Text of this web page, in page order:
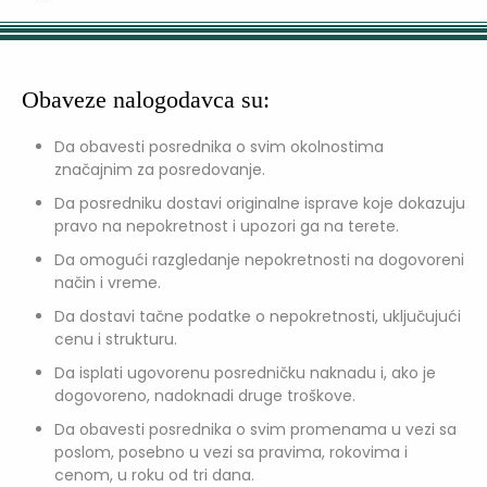
Obaveze nalogodavca su:
Da obavesti posrednika o svim okolnostima
značajnim za posredovanje.
Da posredniku dostavi originalne isprave koje dokazuju
pravo na nepokretnost i upozori ga na terete.
Da omogući razgledanje nepokretnosti na dogovoreni
način i vreme.
Da dostavi tačne podatke o nepokretnosti, uključujući
cenu i strukturu.
Da isplati ugovorenu posredničku naknadu i, ako je
dogovoreno, nadoknadi druge troškove.
Da obavesti posrednika o svim promenama u vezi sa
poslom, posebno u vezi sa pravima, rokovima i
cenom, u roku od tri dana.